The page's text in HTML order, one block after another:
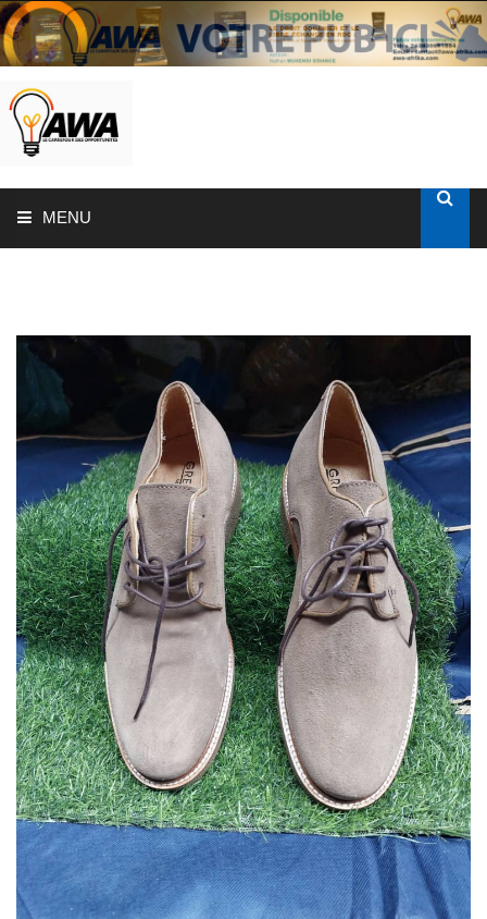
MENU
SOLUTIONS AUX ENTREPRISES
MON COMPTE
AWASHOP
VEILLE JURIDIQUE ET FISCALE
LES ANALYSES